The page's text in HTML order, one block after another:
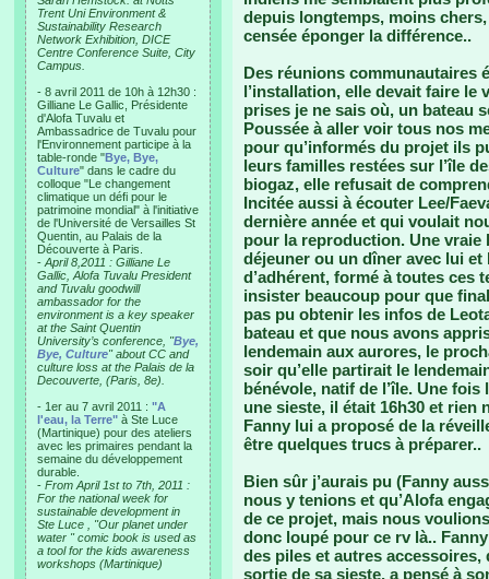
Trent Uni Environment &
Sustainability Research
Network Exhibition, DICE
Centre Conference Suite, City
Campus.
- 8 avril 2011 de 10h à 12h30 :
Gilliane Le Gallic, Présidente
d'Alofa Tuvalu et
Ambassadrice de Tuvalu pour
l'Environnement participe à la
table-ronde "Bye, Bye,
Culture" dans le cadre du
colloque "Le changement
climatique un défi pour le
patrimoine mondial" à l'initiative
de l'Université de Versailles St
Quentin, au Palais de la
Découverte à Paris.
- April 8,2011 : Gilliane Le
Gallic, Alofa Tuvalu President
and Tuvalu goodwill
ambassador for the
environment is a key speaker
at the Saint Quentin
University’s conference, "Bye,
Bye, Culture" about CC and
culture loss at the Palais de la
Decouverte, (Paris, 8e).
- 1er au 7 avril 2011 : "A
l'eau, la Terre" à Ste Luce
(Martinique) pour des ateliers
avec les primaires pendant la
semaine du développement
durable.
- From April 1st to 7th, 2011 :
For the national week for
sustainable development in
Ste Luce , "Our planet under
water " comic book is used as
a tool for the kids awareness
workshops (Martinique)
depuis longtemps, moins
censée éponger la différence..
Des réunions communautaires
l’installation, elle devait faire le
prises je ne sais où, un bateau
Poussée à aller voir tous nos
pour qu’informés du projet ils
leurs familles restées sur l’île
biogaz, elle refusait de
Incitée aussi à écouter Lee/
dernière année et qui voulait
pour la reproduction. Une vraie
déjeuner ou un dîner avec lui
d’adhérent, formé à toutes ces
insister beaucoup pour que
pas pu obtenir les infos de
bateau et que nous avons
lendemain aux aurores, le
soir qu’elle partirait le
bénévole, natif de l’île. Une
une sieste, il était 16h30 et rien
Fanny lui a proposé de la
être quelques trucs à préparer..
Bien sûr j’aurais pu (Fanny
nous y tenions et qu’Alofa
de ce projet, mais nous
donc loupé pour ce rv là..
des piles et autres
sortie de sa sieste, a pensé à